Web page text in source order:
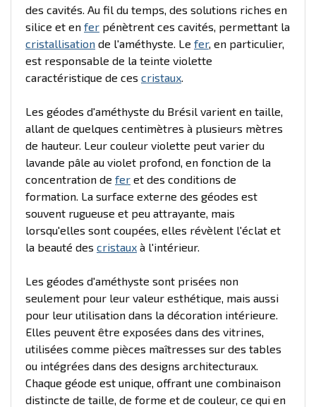
des cavités. Au fil du temps, des solutions riches en
silice et en fer pénètrent ces cavités, permettant la
cristallisation de l'améthyste. Le fer, en particulier,
est responsable de la teinte violette
caractéristique de ces cristaux.
Les géodes d'améthyste du Brésil varient en taille,
allant de quelques centimètres à plusieurs mètres
de hauteur. Leur couleur violette peut varier du
lavande pâle au violet profond, en fonction de la
concentration de fer et des conditions de
formation. La surface externe des géodes est
souvent rugueuse et peu attrayante, mais
lorsqu'elles sont coupées, elles révèlent l'éclat et
la beauté des cristaux à l'intérieur.
Les géodes d'améthyste sont prisées non
seulement pour leur valeur esthétique, mais aussi
pour leur utilisation dans la décoration intérieure.
Elles peuvent être exposées dans des vitrines,
utilisées comme pièces maîtresses sur des tables
ou intégrées dans des designs architecturaux.
Chaque géode est unique, offrant une combinaison
distincte de taille, de forme et de couleur, ce qui en